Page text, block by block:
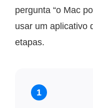
pergunta “o Mac
usar um aplicativo
etapas.
1